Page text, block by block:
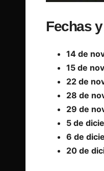
Fechas
14 de
15 de
22 de
28 de
29 de
5 de
6 de
20 de